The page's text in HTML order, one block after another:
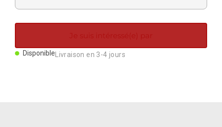
Porte-clés
Mugs
Je suis intéressé(e) par
DisponibleLivraison en 3-4 jours